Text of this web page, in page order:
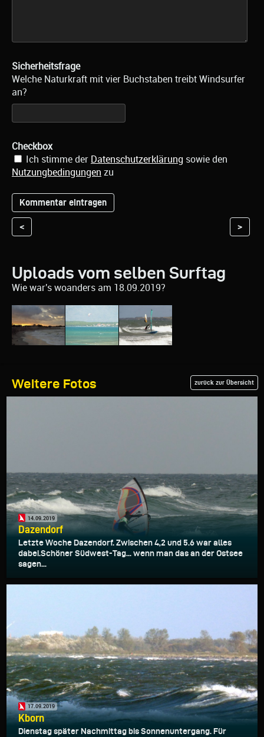
Sicherheitsfrage
Welche Naturkraft mit vier Buchstaben treibt Windsurfer
an?
Checkbox
Ich stimme der Datenschutzerklärung sowie den
Nutzungbedingungen zu
< >
Uploads vom selben Surftag
Wie war's woanders am 18.09.2019?
Weitere Fotos zurück zur Übersicht
14.09.2019
Dazendorf
Letzte Woche Dazendorf. Zwischen 4,2 und 5.6 war alles
dabei.Schöner Südwest-Tag... wenn man das an der Ostsee
sagen...
17.09.2019
Kborn
Dienstag später Nachmittag bis Sonnenuntergang. Für